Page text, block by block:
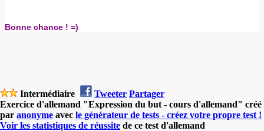
Bonne chance ! =)
Intermédiaire Tweeter Partager
Exercice d'allemand "Expression du but - cours d'allemand" créé
par anonyme avec le générateur de tests - créez votre propre test !
Voir les statistiques de réussite de ce test d'allemand